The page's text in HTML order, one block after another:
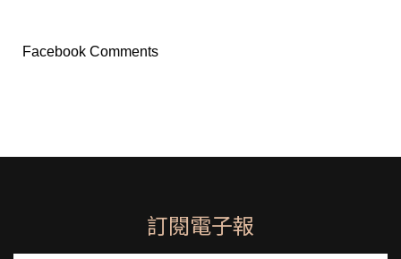
Facebook Comments
訂閱電子報